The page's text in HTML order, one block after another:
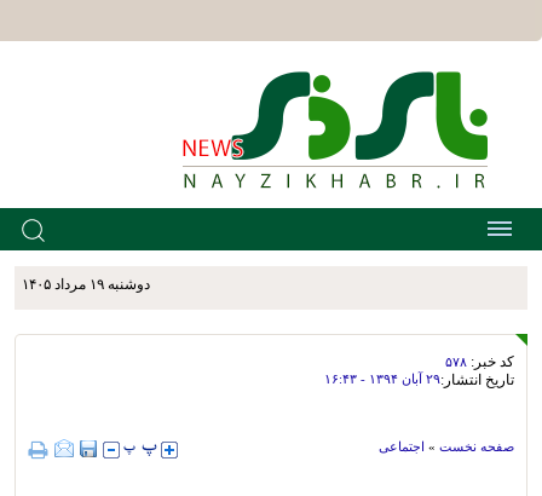
دوشنبه ۱۹ مرداد ۱۴۰۵
کد خبر: ۵۷۸
تاریخ انتشار:۲۹ آبان ۱۳۹۴ - ۱۶:۴۳
صفحه نخست » اجتماعی